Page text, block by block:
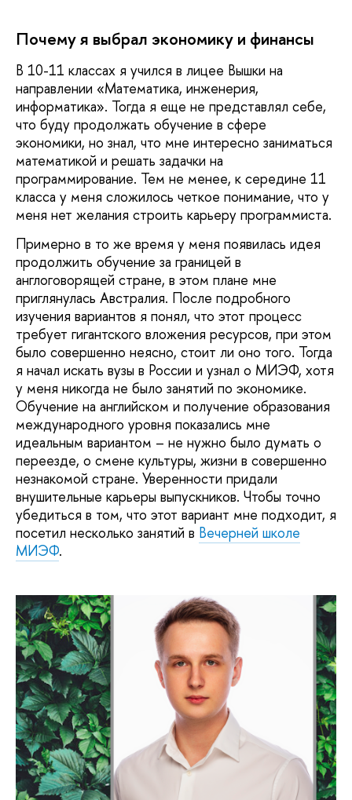
Почему я выбрал экономику и финансы
В 10-11 классах я учился в лицее Вышки на
направлении «Математика, инженерия,
информатика». Тогда я еще не представлял себе,
что буду продолжать обучение в сфере
экономики, но знал, что мне интересно заниматься
математикой и решать задачки на
программирование. Тем не менее, к середине 11
класса у меня сложилось четкое понимание, что у
меня нет желания строить карьеру программиста.
Примерно в то же время у меня появилась идея
продолжить обучение за границей в
англоговорящей стране, в этом плане мне
приглянулась Австралия. После подробного
изучения вариантов я понял, что этот процесс
требует гигантского вложения ресурсов, при этом
было совершенно неясно, стоит ли оно того. Тогда
я начал искать вузы в России и узнал о МИЭФ, хотя
у меня никогда не было занятий по экономике.
Обучение на английском и получение образования
международного уровня показались мне
идеальным вариантом – не нужно было думать о
переезде, о смене культуры, жизни в совершенно
незнакомой стране. Уверенности придали
внушительные карьеры выпускников. Чтобы точно
убедиться в том, что этот вариант мне подходит, я
посетил несколько занятий в Вечерней школе
МИЭФ.